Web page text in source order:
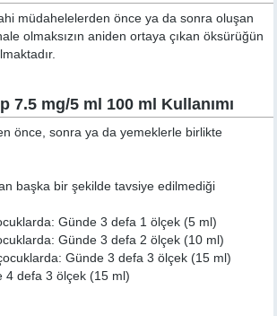
müdahelelerden önce ya da sonra oluşan
olmaksızın aniden ortaya çıkan öksürüğün
7.5 mg/5 ml 100 ml Kullanımı
önce, sonra ya da yemeklerle birlikte
başka bir şekilde tavsiye edilmediği
Günde 3 defa 1 ölçek (5 ml)
Günde 3 defa 2 ölçek (10 ml)
Günde 3 defa 3 ölçek (15 ml)
4 defa 3 ölçek (15 ml)